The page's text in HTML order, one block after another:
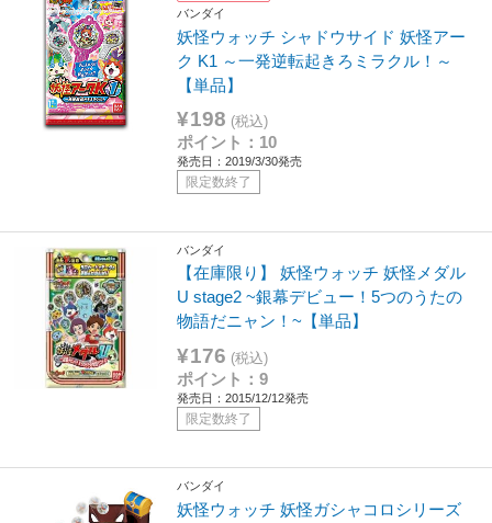
バンダイ
妖怪ウォッチ シャドウサイド 妖怪アー
ク K1 ～一発逆転起きろミラクル！～
【単品】
¥198 (税込)
ポイント：10
発売日：2019/3/30発売
限定数終了
バンダイ
【在庫限り】 妖怪ウォッチ 妖怪メダル
U stage2 ~銀幕デビュー！5つのうたの
物語だニャン！~【単品】
¥176 (税込)
ポイント：9
発売日：2015/12/12発売
限定数終了
バンダイ
妖怪ウォッチ 妖怪ガシャコロシリーズ